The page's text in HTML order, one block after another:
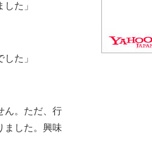
た」
た」
ん。ただ、行
ました。興味